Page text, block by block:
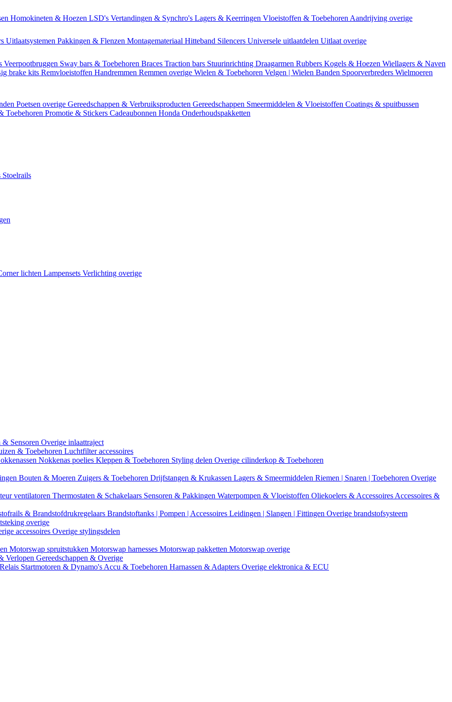
Homokineten & Hoezen LSD's Vertandingen & Synchro's Lagers & Keerringen Vloeistoffen & Toebehoren Aandrijving overige
Uitlaatsystemen Pakkingen & Flenzen Montagemateriaal Hitteband Silencers Universele uitlaatdelen Uitlaat overige
Veerpootbruggen Sway bars & Toebehoren Braces Traction bars Stuurinrichting Draagarmen Rubbers Kogels & Hoezen Wiellagers & Naven
brake kits Remvloeistoffen Handremmen Remmen overige Wielen & Toebehoren Velgen | Wielen Banden Spoorverbreders Wielmoeren
Poetsen overige Gereedschappen & Verbruiksproducten Gereedschappen Smeermiddelen & Vloeistoffen Coatings & spuitbussen
Toebehoren Promotie & Stickers Cadeaubonnen Honda Onderhoudspakketten
Stoelrails
lichten Lampensets Verlichting overige
Sensoren Overige inlaattraject
& Toebehoren Luchtfilter accessoires
Nokkenas poelies Kleppen & Toebehoren Styling delen Overige cilinderkop & Toebehoren
Bouten & Moeren Zuigers & Toebehoren Drijfstangen & Krukassen Lagers & Smeermiddelen Riemen | Snaren | Toebehoren Overige
ventilatoren Thermostaten & Schakelaars Sensoren & Pakkingen Waterpompen & Vloeistoffen Oliekoelers & Accessoires Accessoires &
& Brandstofdrukregelaars Brandstoftanks | Pompen | Accessoires Leidingen | Slangen | Fittingen Overige brandstofsysteem
overige
accessoires Overige stylingsdelen
Motorswap spruitstukken Motorswap harnesses Motorswap pakketten Motorswap overige
Verlopen Gereedschappen & Overige
Startmotoren & Dynamo's Accu & Toebehoren Harnassen & Adapters Overige elektronica & ECU